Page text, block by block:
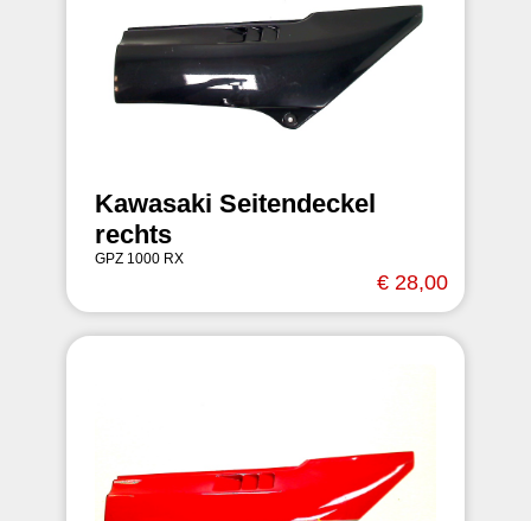
Kawasaki Seitendeckel
rechts
GPZ 1000 RX
€ 28,00